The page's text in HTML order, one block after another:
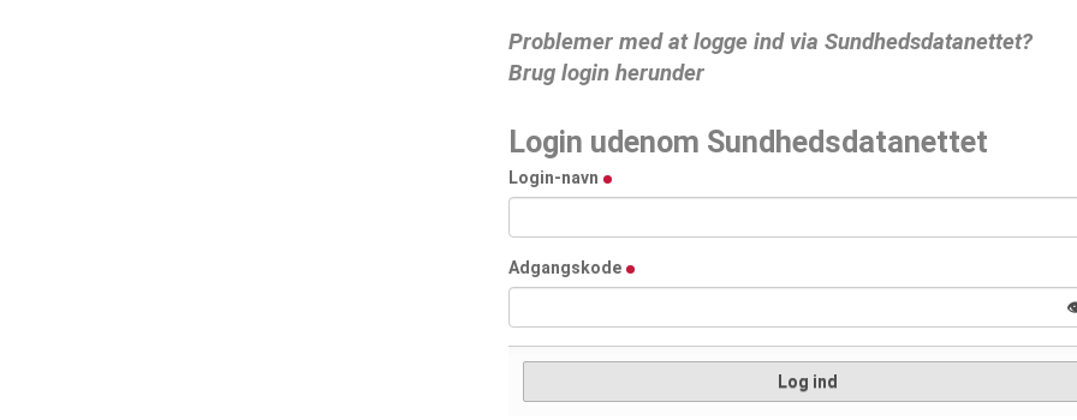
Problemer med at logge ind via Sundhedsdatanettet?
Brug login herunder
Login udenom Sundhedsdatanettet
Login-navn
Adgangskode
Log ind